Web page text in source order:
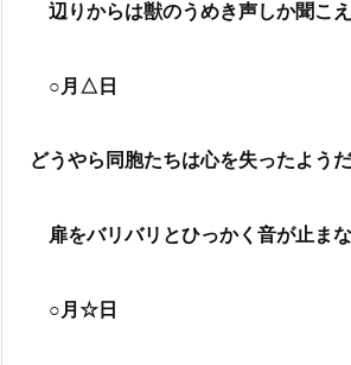
辺りからは獣のうめき声しか聞こ
○月△日
どうやら同胞たちは心を失ったようだ
扉をバリバリとひっかく音が止まな
○月☆日